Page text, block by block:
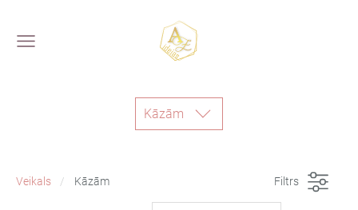
Kāzām
Veikals Kāzām Filtrs